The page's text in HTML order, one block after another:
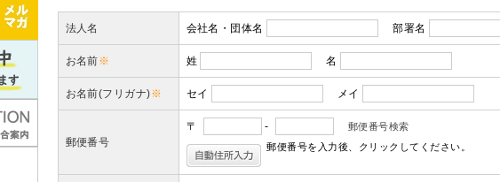
法人名 会社名・団体名 部署名
お名前※ 姓 名
お名前(フリガナ)※ セイ メイ
郵便番号
〒 -
郵便番号検索
郵便番号を入力後、クリックしてください。